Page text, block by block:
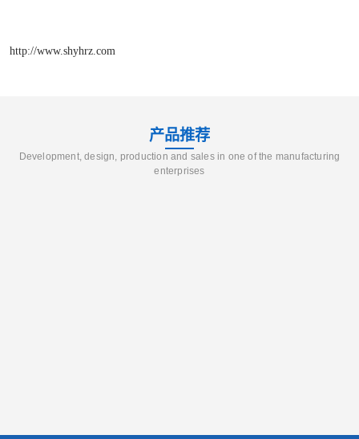
http://www.shyhrz.com
产品推荐
Development, design, production and sales in one of the manufacturing
enterprises